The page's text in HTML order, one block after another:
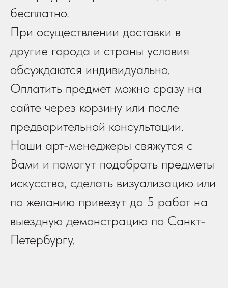
бесплатно.
При осуществлении доставки в
другие города и страны условия
обсуждаются индивидуально.
Оплатить предмет можно сразу на
сайте через корзину или после
предварительной консультации.
Наши арт-менеджеры свяжутся с
Вами и помогут подобрать предметы
искусства, сделать визуализацию или
по желанию привезут до 5 работ на
выездную демонстрацию по Санкт-
Петербургу.